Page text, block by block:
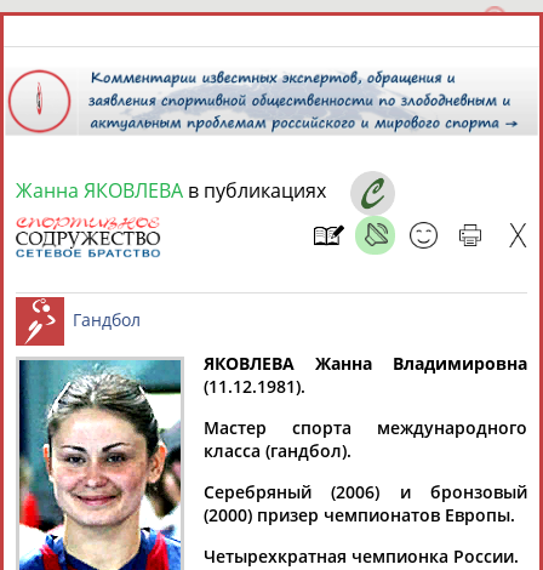
9 августа 2026 года,
СПОРТСМЕНЫ, ТРЕНЕРЫ И СПЕЦИАЛИСТЫ
Найдено: 13181персон Расширенный поиск
Аслаудин
АБАЕВ
Елена
АБАИМОВА
Мария
АБАКУМОВА
Юлия
АБАЛАКИНА
Жанна ЯКОВЛЕВА в публикациях
Гандбол
ЯКОВЛЕВА Жанна Владимировна
(11.12.1981).
Мастер спорта международного
класса (гандбол).
Серебряный (2006) и бронзовый
(2000) призер чемпионатов Европы.
Четырехкратная чемпионка России.